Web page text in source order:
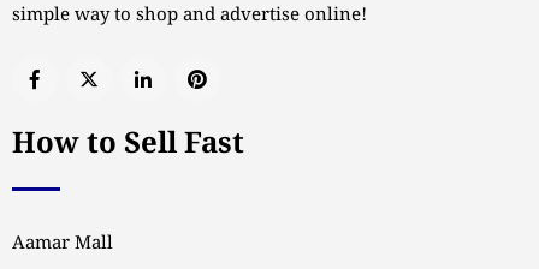
simple way to shop and advertise online!
How to Sell Fast
Aamar Mall